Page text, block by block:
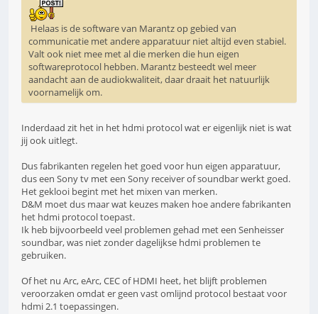
Helaas is de software van Marantz op gebied van
communicatie met andere apparatuur niet altijd even stabiel.
Valt ook niet mee met al die merken die hun eigen
softwareprotocol hebben. Marantz besteedt wel meer
aandacht aan de audiokwaliteit, daar draait het natuurlijk
voornamelijk om.
Inderdaad zit het in het hdmi protocol wat er eigenlijk niet is wat
jij ook uitlegt.
Dus fabrikanten regelen het goed voor hun eigen apparatuur,
dus een Sony tv met een Sony receiver of soundbar werkt goed.
Het geklooi begint met het mixen van merken.
D&M moet dus maar wat keuzes maken hoe andere fabrikanten
het hdmi protocol toepast.
Ik heb bijvoorbeeld veel problemen gehad met een Senheisser
soundbar, was niet zonder dagelijkse hdmi problemen te
gebruiken.
Of het nu Arc, eArc, CEC of HDMI heet, het blijft problemen
veroorzaken omdat er geen vast omlijnd protocol bestaat voor
hdmi 2.1 toepassingen.